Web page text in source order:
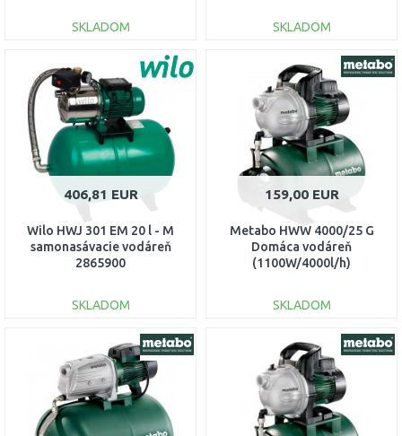
SKLADOM
DO KOŠÍKA
Porovnať
SKLADOM
DO KOŠÍKA
Porovnať
406,81 EUR
Wilo HWJ 301 EM 20 l - M
samonasávacie vodáreň
2865900
SKLADOM
DO KOŠÍKA
Porovnať
159,00 EUR
Metabo HWW 4000/25 G
Domáca vodáreň
(1100W/4000l/h)
SKLADOM
DO KOŠÍKA
Porovnať